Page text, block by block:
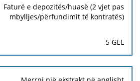
Faturë e depozitës/huasë (2 vjet pas
mbylljes/përfundimit të kontratës)
5 GEL